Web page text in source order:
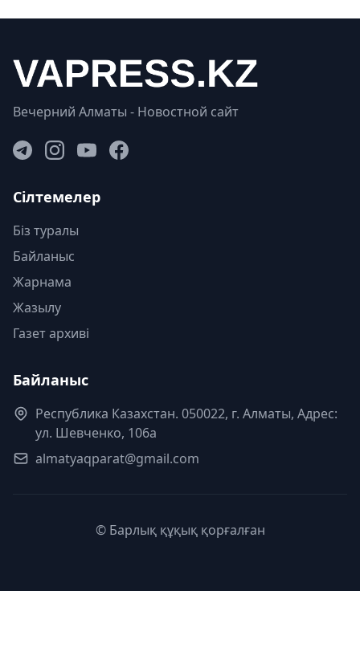
Вечерний Алматы - Новостной сайт
Сілтемелер
Біз туралы
Байланыс
Жарнама
Жазылу
Газет архиві
Байланыс
Республика Казахстан. 050022, г. Алматы, Адрес:
ул. Шевченко, 106а
almatyaqparat@gmail.com
© Барлық құқық қорғалған